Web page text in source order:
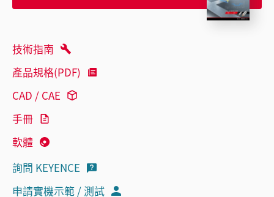
技術指南
產品規格(PDF)
CAD / CAE
手冊
軟體
詢問 KEYENCE
申請實機示範 / 測試